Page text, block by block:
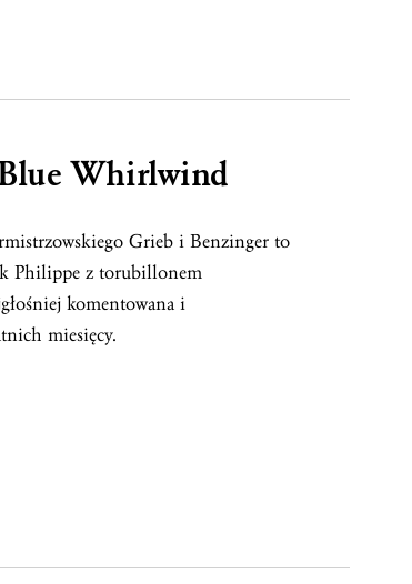
Whirlwind
Grieb i Benzinger to
Philippe z torubillonem
komentowana i
miesięcy.